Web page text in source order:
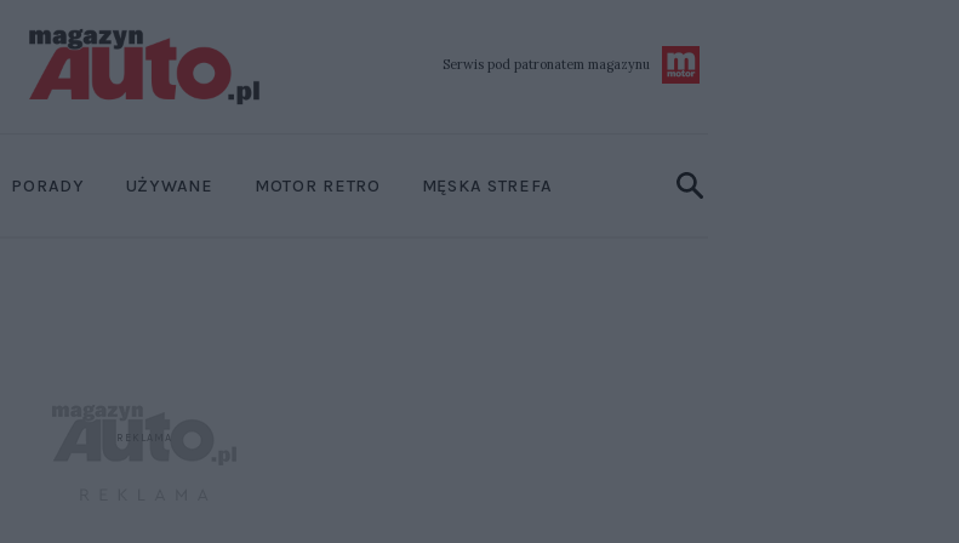
Serwis pod patronatem magazynu
MOTOR RETRO
PORADY UŻYWANE MĘSKA STREFA